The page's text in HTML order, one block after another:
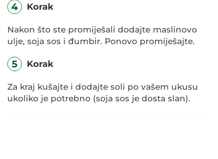
4 Korak
Nakon što ste promiješali dodajte maslinovo
ulje, soja sos i đumbir. Ponovo promiješajte.
5 Korak
Za kraj kušajte i dodajte soli po vašem ukusu
ukoliko je potrebno (soja sos je dosta slan).